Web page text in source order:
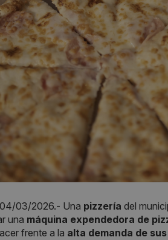
03/2026.- Una pizzería del
una máquina expendedora de
frente a la alta demanda de